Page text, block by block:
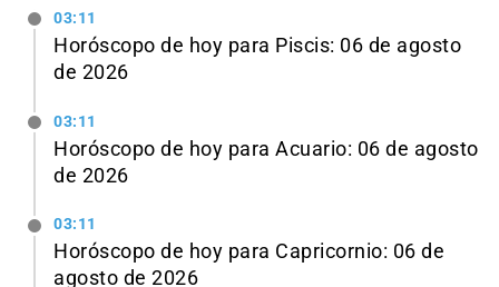
03:11
Horóscopo de hoy para Piscis: 06 de agosto
de 2026
03:11
Horóscopo de hoy para Acuario: 06 de agosto
de 2026
03:11
Horóscopo de hoy para Capricornio: 06 de
agosto de 2026